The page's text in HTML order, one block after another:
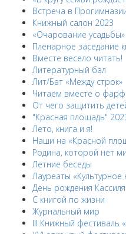
Встреча в
Книжный салон 2023
«Очарование усадьбы»
Пленарное заседание
Вместе весело читать!
Литературный бал
Лит/Бат «Между строк»
Читаем вместе о
От чего защитить
"Красная площадь"
Лето, книга и я!
Наши на «Красной
Родина, которой нет
Летние беседы
Лауреаты «Культурное
День рождения Кассиля
С книгой по жизни
Журнальный мир
III Книжный фестиваль